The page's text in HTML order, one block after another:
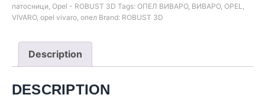
патосници Opel - ROBUST 3D Tags: ОПЕЛ ВИВАРО, ВИВАРО, OPEL
VIVARO, opel vivaro опел Brand: ROBUST 3D
Description
DESCRIPTION